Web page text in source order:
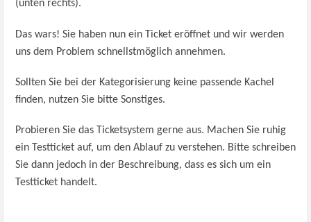
(unten rechts).
Das wars! Sie haben nun ein Ticket eröffnet und wir werden
uns dem Problem schnellstmöglich annehmen.
Sollten Sie bei der Kategorisierung keine passende Kachel
finden, nutzen Sie bitte Sonstiges.
Probieren Sie das Ticketsystem gerne aus. Machen Sie ruhig
ein Testticket auf, um den Ablauf zu verstehen. Bitte schreiben
Sie dann jedoch in der Beschreibung, dass es sich um ein
Testticket handelt.